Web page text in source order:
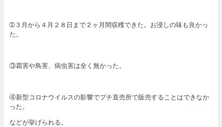
➁３月から４月２８日まで２ヶ月間収穫できた。お浸しの味も良かっ
た。
③霜害や鳥害、病虫害は全く無かった。
④新型コロナウイルスの影響でプチ直売所で販売することはできなか
った。
などが挙げられる。